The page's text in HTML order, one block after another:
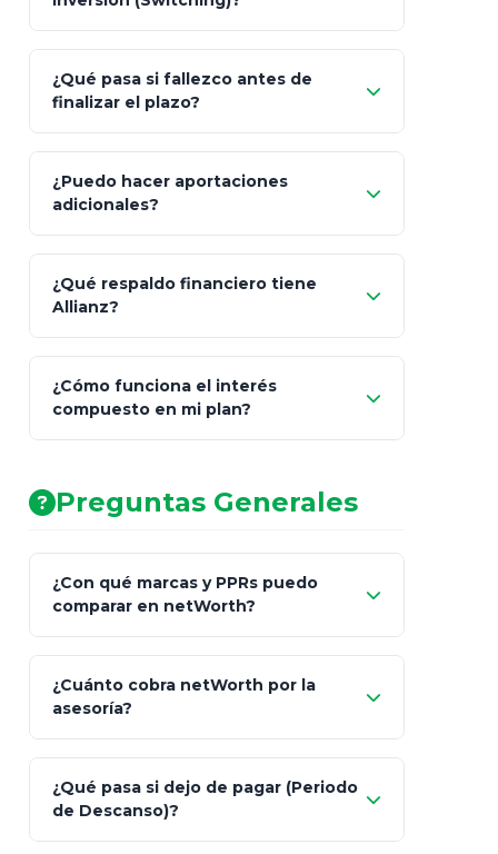
"Switching" (cambio de fondos)
¿Qué pasa si fallezco antes de
finalizar el plazo?
100% a tus
beneficiarios designados
¿Puedo hacer aportaciones
adicionales?
¿Qué respaldo financiero tiene
Allianz?
AA (Muy Fuerte)
¿Cómo funciona el interés
compuesto en mi plan?
Preguntas Generales
¿Con qué marcas y PPRs puedo
comparar en netWorth?
¿Cuánto cobra netWorth por la
asesoría?
¿Qué pasa si dejo de pagar (Periodo
de Descanso)?